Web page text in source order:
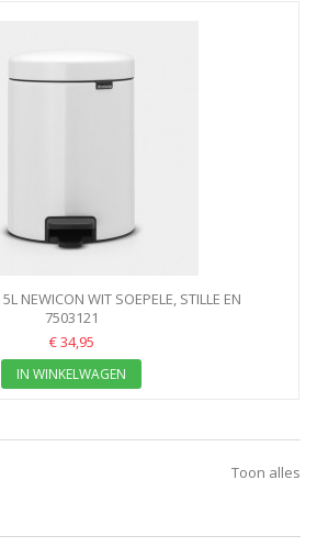
NEWICON WIT SOEPELE, STILLE EN
GEURDICHTE...
7503121
€ 34,95
IN WINKELWAGEN
Toon alles